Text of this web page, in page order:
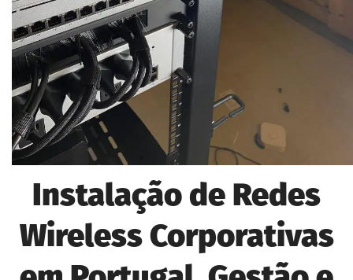
Instalação de Redes
Wireless Corporativas